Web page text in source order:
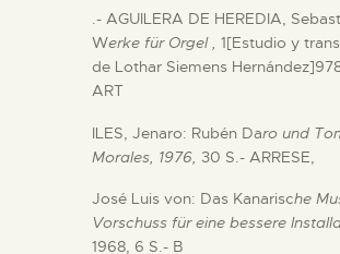
.- AGUILERA DE HEREDIA,
Werke für Orgel , 1[Estudio y
de Lothar Siemens
ART
ILES, Jenaro: Rubén Daro und
Morales, 1976, 30 S.- ARRESE,
José Luis von: Das Kanarische
Vorschuss für eine bessere
1968, 6 S.- B